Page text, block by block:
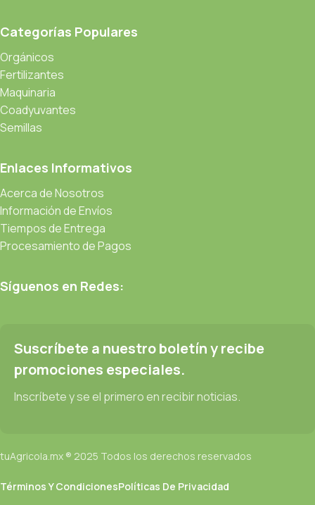
Categorías Populares
Orgánicos
Fertilizantes
Maquinaria
Coadyuvantes
Semillas
Enlaces Informativos
Acerca de Nosotros
Información de Envíos
Tiempos de Entrega
Procesamiento de Pagos
Síguenos en Redes:
Suscríbete a nuestro boletín y recibe
promociones especiales.
Inscríbete y se el primero en recibir noticias.
tuAgricola.mx ® 2025 Todos los derechos reservados
Términos Y CondicionesPolíticas De Privacidad